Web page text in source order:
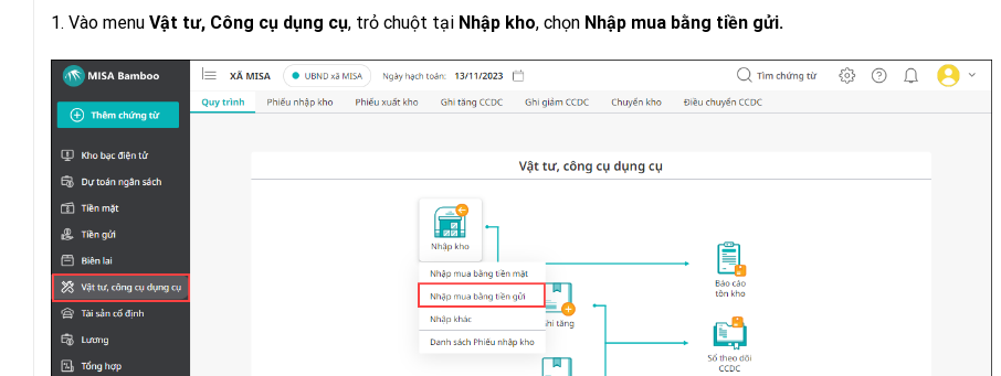
1. Vào menu Vật tư, Công cụ dụng cụ, trỏ chuột tại Nhập kho, chọn Nhập mua bằng tiền gửi.